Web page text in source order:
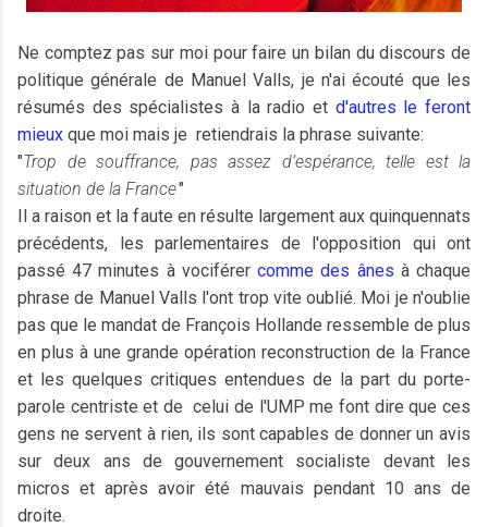
Ne comptez pas sur moi pour faire un bilan du discours de
politique générale de Manuel Valls, je n'ai écouté que les
résumés des spécialistes à la radio et d'autres le feront
mieux que moi mais je retiendrais la phrase suivante:
"Trop de souffrance, pas assez d’espérance, telle est la
situation de la France"
Il a raison et la faute en résulte largement aux quinquennats
précédents, les parlementaires de l'opposition qui ont
passé 47 minutes à vociférercomme des ânes à chaque
phrase de Manuel Valls l'ont trop vite oublié. Moi je n'oublie
pas que le mandat de François Hollande ressemble de plus
en plus à une grande opération reconstruction de la France
et les quelques critiques entendues de la part du porte-
parole centriste et de celui de l'UMP me font dire que ces
gens ne servent à rien, ils sont capables de donner un avis
sur deux ans de gouvernement socialiste devant les
micros et après avoir été mauvais pendant 10 ans de
droite.